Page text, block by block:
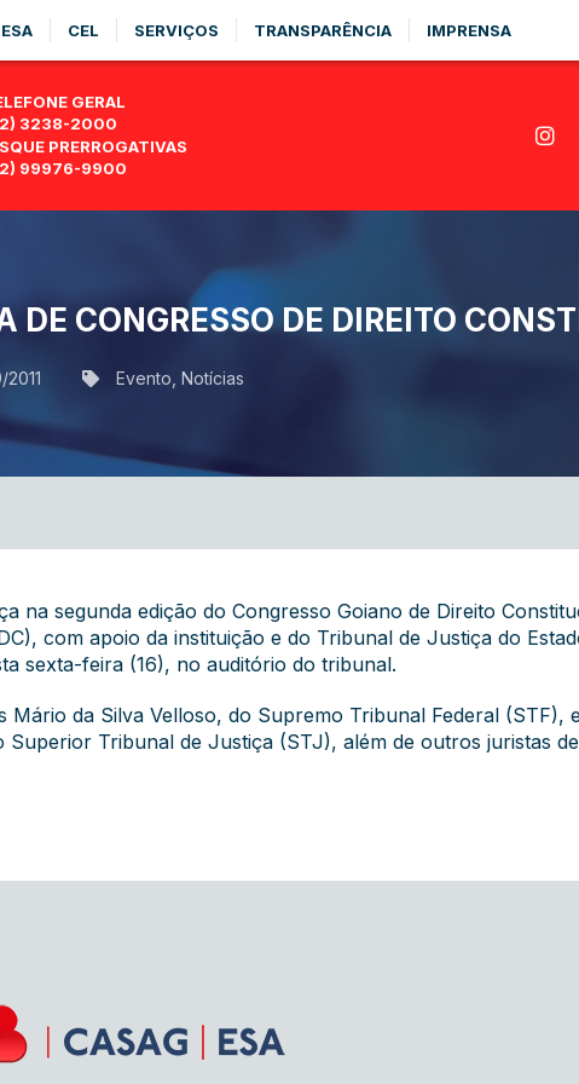
ESA CEL SERVIÇOS TRANSPARÊNCIA IMPRENSA
GERAL
3238-2000
PRERROGATIVAS
99976-9900
DE CONGRESSO DE DIREITO
Evento Notícias
na segunda edição do Congresso Goiano de Direito
com apoio da instituição e do Tribunal de Justiça do
sexta-feira (16), no auditório do tribunal.
da Silva Velloso, do Supremo Tribunal Federal (STF),
Tribunal de Justiça (STJ), além de outros juristas